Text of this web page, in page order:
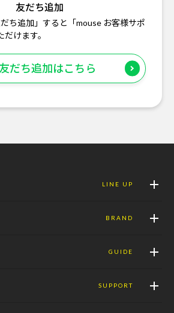
友だち追加
ち追加」すると「mouse お客様サポ
けます。
友だち追加はこちら
LINE UP
BRAND
GUIDE
SUPPORT